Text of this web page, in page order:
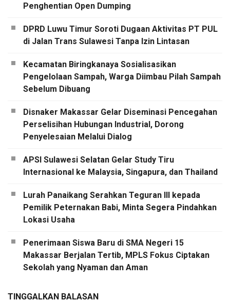
Penghentian Open Dumping
DPRD Luwu Timur Soroti Dugaan Aktivitas PT PUL
di Jalan Trans Sulawesi Tanpa Izin Lintasan
Kecamatan Biringkanaya Sosialisasikan
Pengelolaan Sampah, Warga Diimbau Pilah Sampah
Sebelum Dibuang
Disnaker Makassar Gelar Diseminasi Pencegahan
Perselisihan Hubungan Industrial, Dorong
Penyelesaian Melalui Dialog
APSI Sulawesi Selatan Gelar Study Tiru
Internasional ke Malaysia, Singapura, dan Thailand
Lurah Panaikang Serahkan Teguran III kepada
Pemilik Peternakan Babi, Minta Segera Pindahkan
Lokasi Usaha
Penerimaan Siswa Baru di SMA Negeri 15
Makassar Berjalan Tertib, MPLS Fokus Ciptakan
Sekolah yang Nyaman dan Aman
TINGGALKAN BALASAN